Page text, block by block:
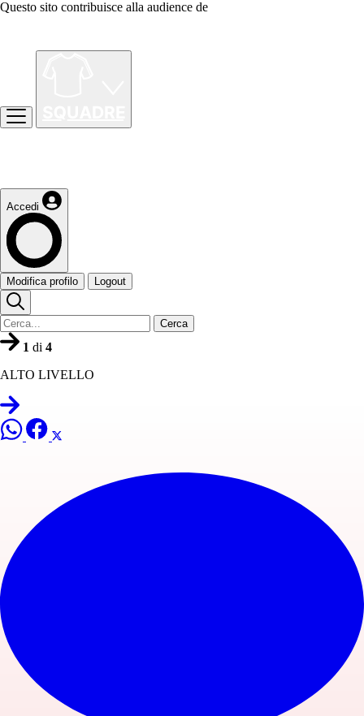
Questo sito contribuisce alla audience de
Accedi
Modifica profilo Logout
Cerca
1 di 4
ALTO LIVELLO